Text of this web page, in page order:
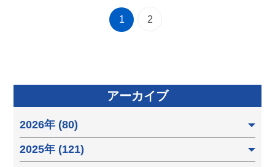
1 2
アーカイブ
2026年 (80)
2025年 (121)